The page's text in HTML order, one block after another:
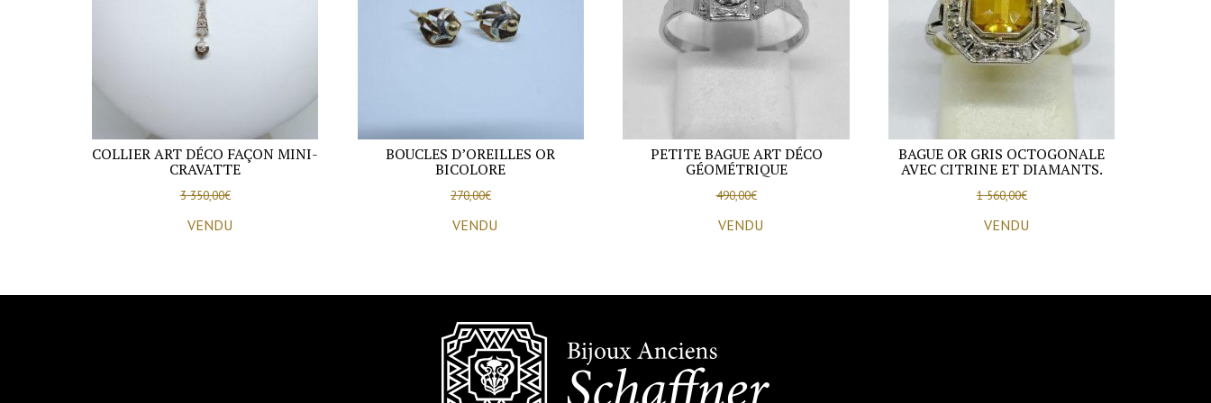
COLLIER ART DÉCO FAÇON MINI-
CRAVATTE
3 350,00€
VENDU
BOUCLES D’OREILLES OR
BICOLORE
270,00€
VENDU
PETITE BAGUE ART DÉCO
GÉOMÉTRIQUE
490,00€
VENDU
BAGUE OR GRIS OCTOGONALE
AVEC CITRINE ET DIAMANTS.
1 560,00€
VENDU